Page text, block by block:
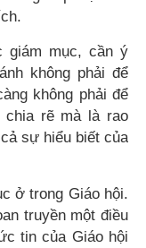
giám mục, cần ý
không phải để
không phải để
chia rẽ mà là rao
sự hiểu biết của
ở trong Giáo hội.
truyền một điều
tin của Giáo hội